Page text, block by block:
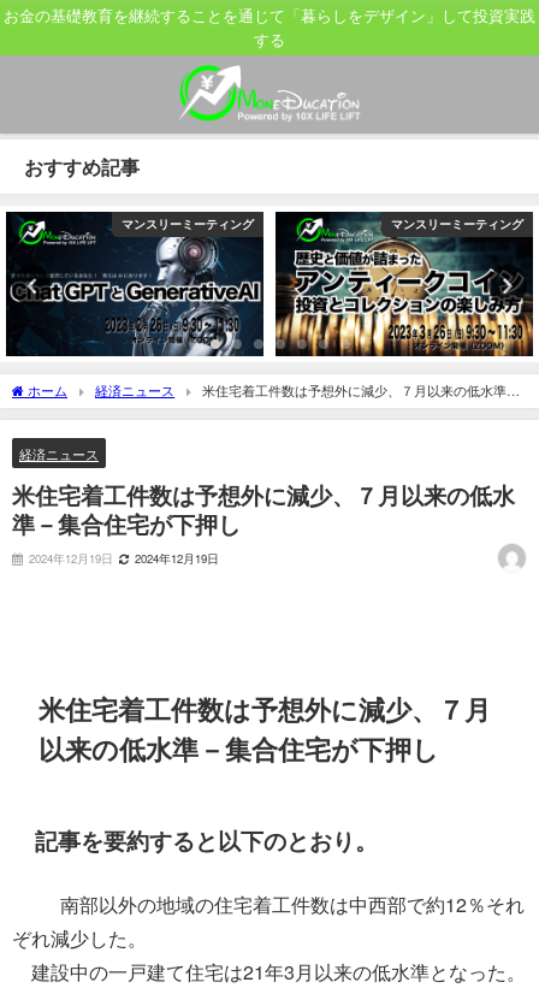
お金の基礎教育を継続することを通じて「暮らしをデザイン」して投資実践
する
おすすめ記事
マンスリーミーティング マンスリーミーティング
ホーム 経済ニュース
米住宅着工件数は予想外に減少、７月以来の低水準－
集合住宅が下押し
経済ニュース
米住宅着工件数は予想外に減少、７月以来の低水
準－集合住宅が下押し
2024年12月19日 2024年12月19日
米住宅着工件数は予想外に減少、７月
以来の低水準－集合住宅が下押し
記事を要約すると以下のとおり。
南部以外の地域の住宅着工件数は中西部で約12％それ
ぞれ減少した。
建設中の一戸建て住宅は21年3月以来の低水準となった。